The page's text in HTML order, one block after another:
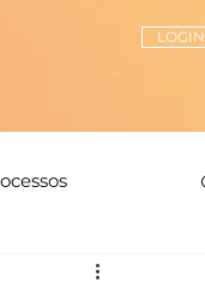
LOGIN
Peças-chave